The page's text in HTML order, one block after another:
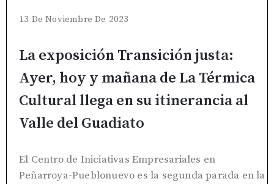
13 De Noviembre De 2023
La exposición Transición justa:
Ayer, hoy y mañana de La Térmica
Cultural llega en su itinerancia al
Valle del Guadiato
El Centro de Iniciativas Empresariales en
Peñarroya-Pueblonuevo es la segunda parada en la